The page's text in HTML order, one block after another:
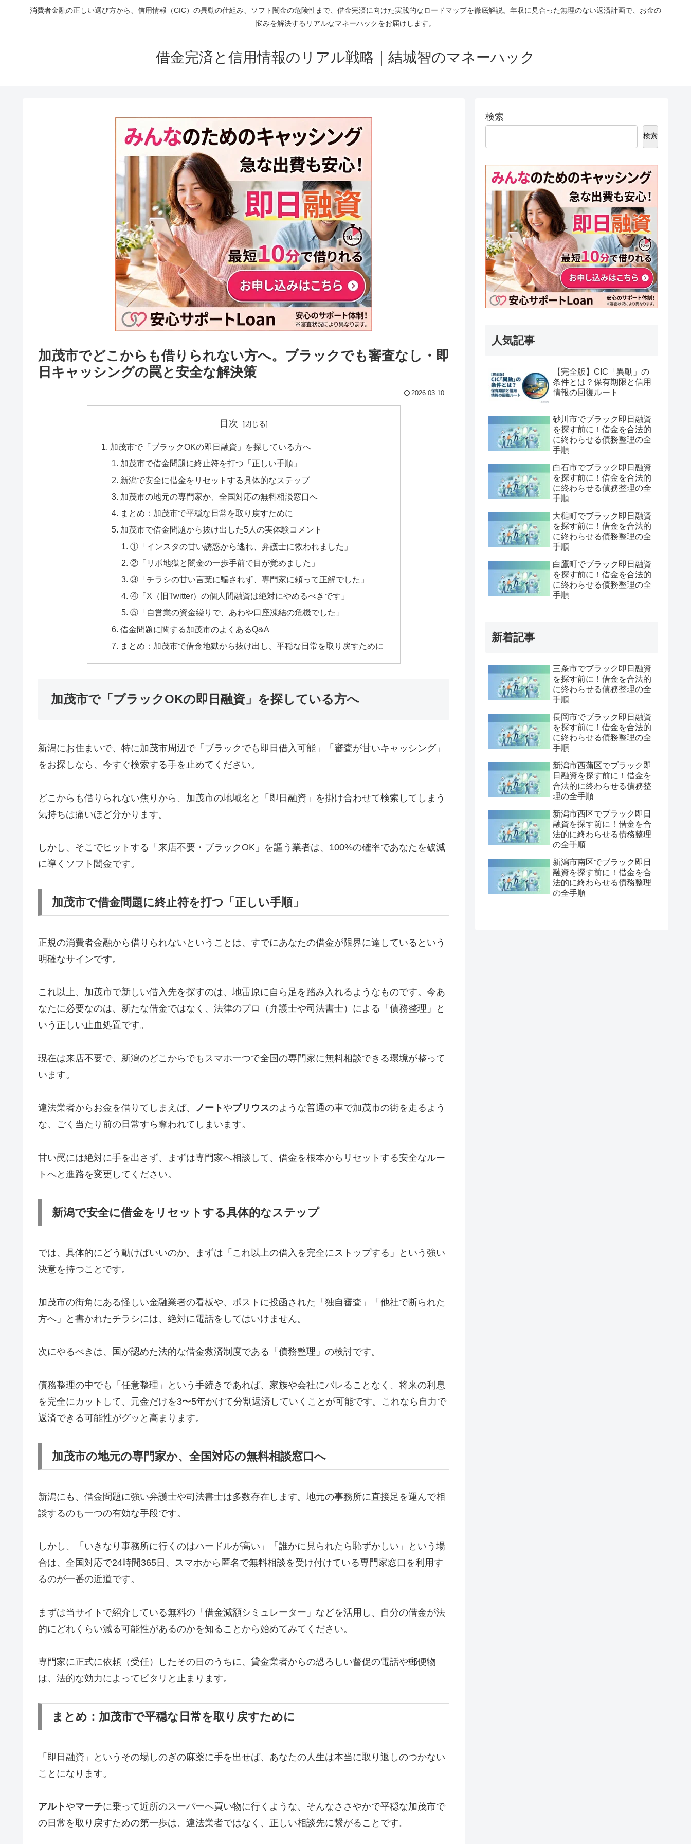
消費者金融の正しい選び方から、信用情報（CIC）の異動の仕組み、ソフト闇金の危険性まで、借金完済に向けた実践的なロードマップを徹底解説。年収に見合った無理のない返済計画で、お金の
悩みを解決するリアルなマネーハックをお届けします。
借金完済と信用情報のリアル戦略｜結城智のマネーハック
加茂市でどこからも借りられない方へ。ブラックでも審査なし・即
日キャッシングの罠と安全な解決策
2026.03.10
目次
加茂市で「ブラックOKの即日融資」を探している方へ
加茂市で借金問題に終止符を打つ「正しい手順」
新潟で安全に借金をリセットする具体的なステップ
加茂市の地元の専門家か、全国対応の無料相談窓口へ
まとめ：加茂市で平穏な日常を取り戻すために
加茂市で借金問題から抜け出した5人の実体験コメント
①「インスタの甘い誘惑から逃れ、弁護士に救われました」
②「リボ地獄と闇金の一歩手前で目が覚めました」
③「チラシの甘い言葉に騙されず、専門家に頼って正解でした」
④「X（旧Twitter）の個人間融資は絶対にやめるべきです」
⑤「自営業の資金繰りで、あわや口座凍結の危機でした」
借金問題に関する加茂市のよくあるQ&A
まとめ：加茂市で借金地獄から抜け出し、平穏な日常を取り戻すために
加茂市で「ブラックOKの即日融資」を探している方へ
新潟にお住まいで、特に加茂市周辺で「ブラックでも即日借入可能」「審査が甘いキャッシング」
をお探しなら、今すぐ検索する手を止めてください。
どこからも借りられない焦りから、加茂市の地域名と「即日融資」を掛け合わせて検索してしまう
気持ちは痛いほど分かります。
しかし、そこでヒットする「来店不要・ブラックOK」を謳う業者は、100%の確率であなたを破滅
に導くソフト闇金です。
加茂市で借金問題に終止符を打つ「正しい手順」
正規の消費者金融から借りられないということは、すでにあなたの借金が限界に達しているという
明確なサインです。
これ以上、加茂市で新しい借入先を探すのは、地雷原に自ら足を踏み入れるようなものです。今あ
なたに必要なのは、新たな借金ではなく、法律のプロ（弁護士や司法書士）による「債務整理」と
いう正しい止血処置です。
現在は来店不要で、新潟のどこからでもスマホ一つで全国の専門家に無料相談できる環境が整って
います。
違法業者からお金を借りてしまえば、 ノートやプリウスのような普通の車で加茂市の街を走るよう
な、ごく当たり前の日常すら奪われてしまいます。
甘い罠には絶対に手を出さず、まずは専門家へ相談して、借金を根本からリセットする安全なルー
トへと進路を変更してください。
新潟で安全に借金をリセットする具体的なステップ
では、具体的にどう動けばいいのか。まずは「これ以上の借入を完全にストップする」という強い
決意を持つことです。
加茂市の街角にある怪しい金融業者の看板や、ポストに投函された「独自審査」「他社で断られた
方へ」と書かれたチラシには、絶対に電話をしてはいけません。
次にやるべきは、国が認めた法的な借金救済制度である「債務整理」の検討です。
債務整理の中でも「任意整理」という手続きであれば、家族や会社にバレることなく、将来の利息
を完全にカットして、元金だけを3〜5年かけて分割返済していくことが可能です。これなら自力で
返済できる可能性がグッと高まります。
加茂市の地元の専門家か、全国対応の無料相談窓口へ
新潟にも、借金問題に強い弁護士や司法書士は多数存在します。地元の事務所に直接足を運んで相
談するのも一つの有効な手段です。
しかし、「いきなり事務所に行くのはハードルが高い」「誰かに見られたら恥ずかしい」という場
合は、全国対応で24時間365日、スマホから匿名で無料相談を受け付けている専門家窓口を利用す
るのが一番の近道です。
まずは当サイトで紹介している無料の「借金減額シミュレーター」などを活用し、自分の借金が法
的にどれくらい減る可能性があるのかを知ることから始めてみてください。
専門家に正式に依頼（受任）したその日のうちに、貸金業者からの恐ろしい督促の電話や郵便物
は、法的な効力によってピタリと止まります。
まとめ：加茂市で平穏な日常を取り戻すために
「即日融資」というその場しのぎの麻薬に手を出せば、あなたの人生は本当に取り返しのつかない
ことになります。
アルトやマーチに乗って近所のスーパーへ買い物に行くような、そんなささやかで平穏な加茂市で
の日常を取り戻すための第一歩は、違法業者ではなく、正しい相談先に繋がることです。
検索
検索
人気記事
【完全版】CIC「異動」の
条件とは？保有期限と信用
情報の回復ルート
砂川市でブラック即日融資
を探す前に！借金を合法的
に終わらせる債務整理の全
手順
白石市でブラック即日融資
を探す前に！借金を合法的
に終わらせる債務整理の全
手順
大槌町でブラック即日融資
を探す前に！借金を合法的
に終わらせる債務整理の全
手順
白鷹町でブラック即日融資
を探す前に！借金を合法的
に終わらせる債務整理の全
手順
新着記事
三条市でブラック即日融資
を探す前に！借金を合法的
に終わらせる債務整理の全
手順
長岡市でブラック即日融資
を探す前に！借金を合法的
に終わらせる債務整理の全
手順
新潟市西蒲区でブラック即
日融資を探す前に！借金を
合法的に終わらせる債務整
理の全手順
新潟市西区でブラック即日
融資を探す前に！借金を合
法的に終わらせる債務整理
の全手順
新潟市南区でブラック即日
融資を探す前に！借金を合
法的に終わらせる債務整理
の全手順